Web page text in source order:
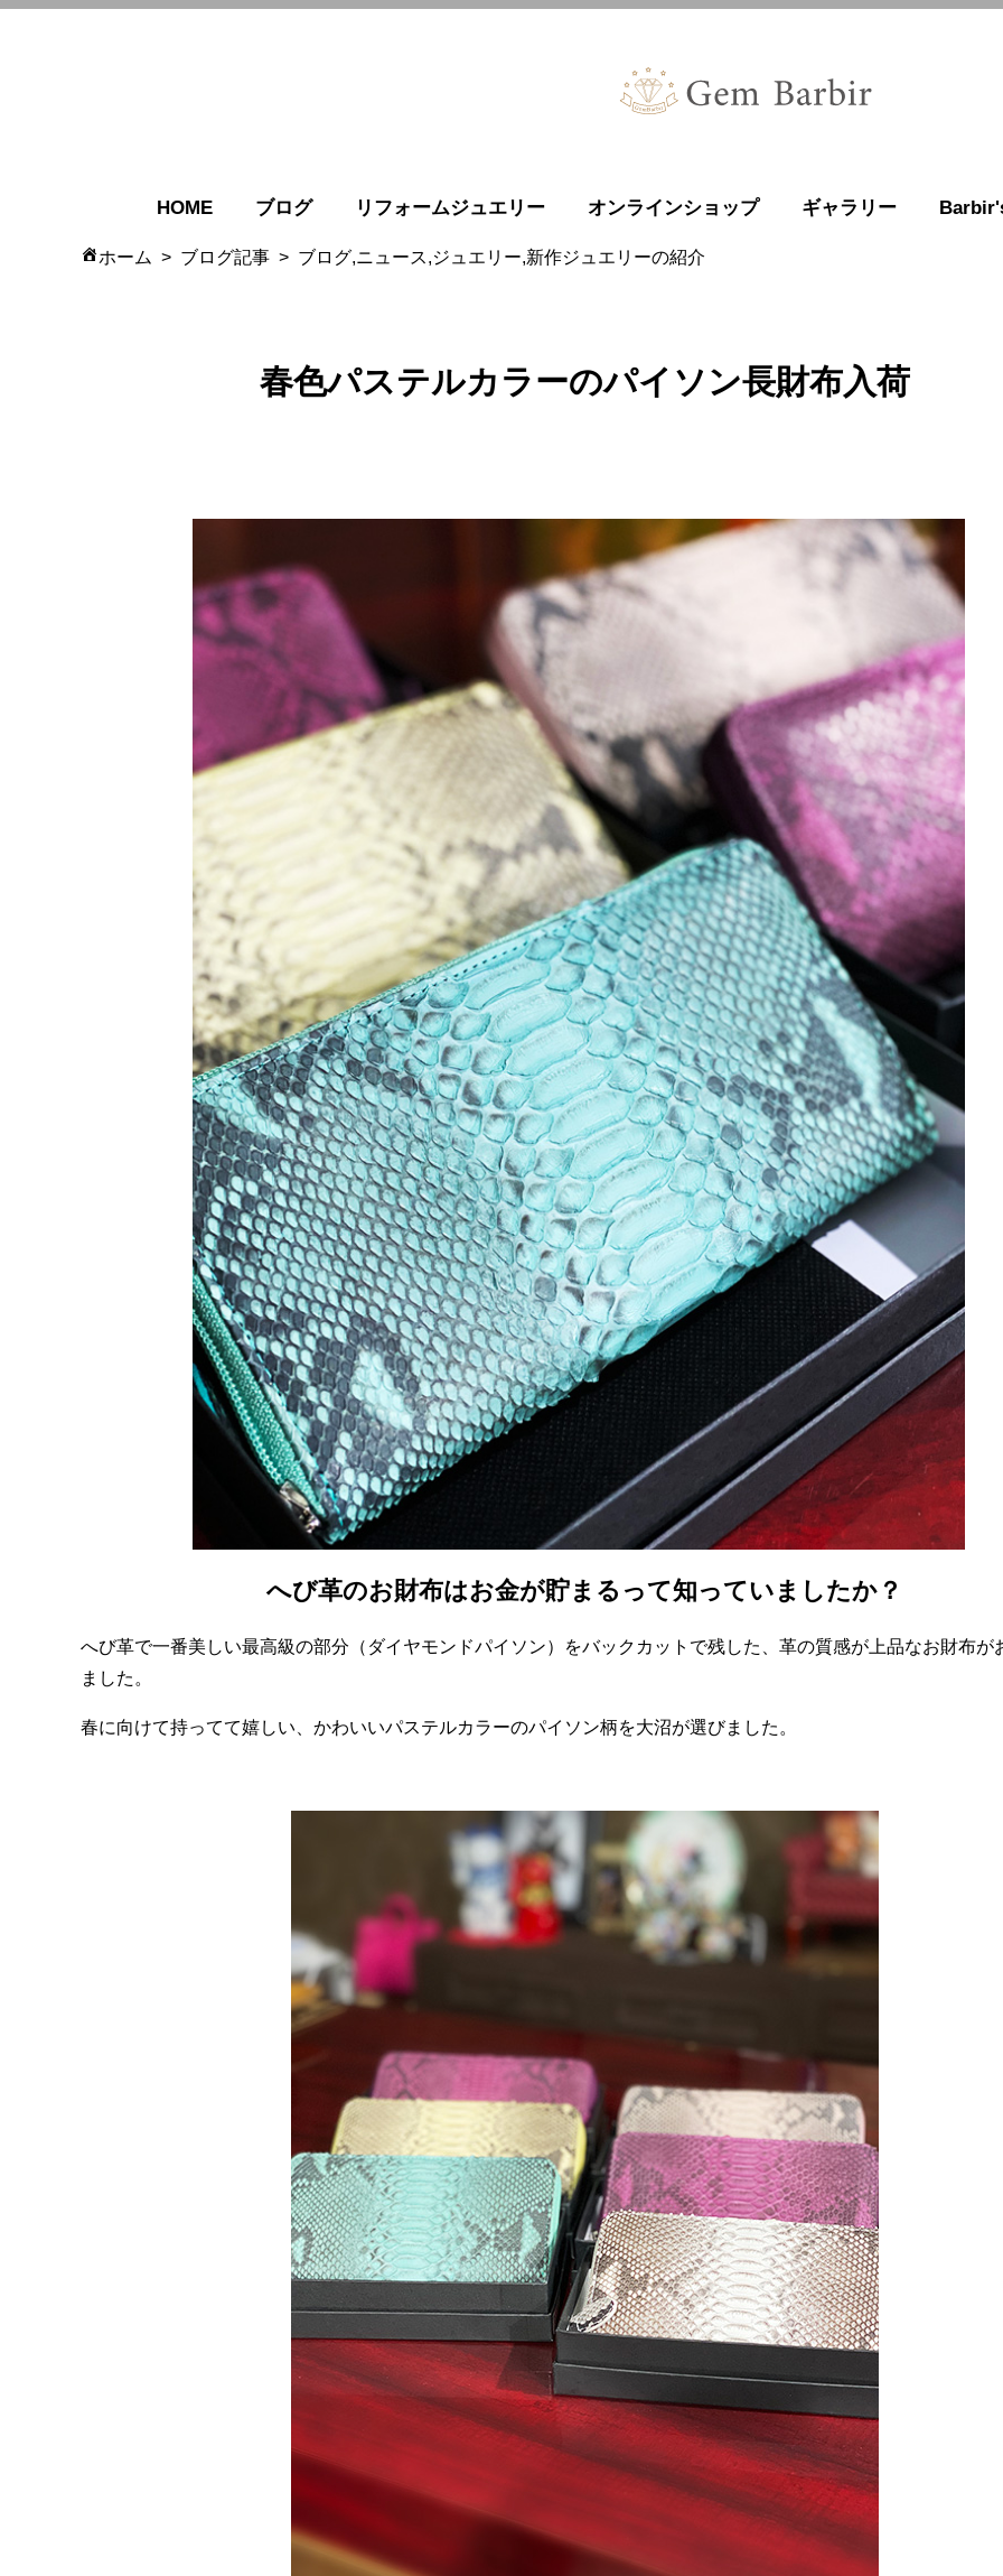
HOME ブログ リフォームジュエリー オンラインショップ ギャラリー
ホーム ブログ記事 ブログ,ニュース,ジュエリー,新作ジュエリーの紹介
春色パステルカラーのパイソン長財布入荷
へび革のお財布はお金が貯まるって知っていましたか？
へび革で一番美しい最高級の部分（ダイヤモンドパイソン）をバックカットで残した、革の質感が上品なお財布が
ました。
春に向けて持ってて嬉しい、かわいいパステルカラーのパイソン柄を大沼が選びました。